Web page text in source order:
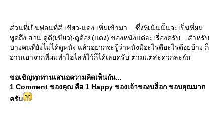
ส่วนที่เป็นฟอนท์สี เขียว-แดง เพิ่มเข้ามา... ซึ่งที่เน้นนั้นจะเป็นที่ผม
พูดถึง ส่วน ดูดี(เขียว)-ดูด้อย(แดง) ของหนังแต่ละเรื่องครับ ...สำหรับ
บางคนที่ยังไม่ได้ดูหนัง แล้วอยากจะรู้ว่าหนังมีอะไรดีอะไรด้อยบ้าง ก็
อ่านเอาจากที่ผมทำไฮไลท์ไว้ก็ได้เลยครับ ตามแต่สะดวกละกัน
ขอเชิญทุกท่านเสนอความคิดเห็นกัน...
1 Comment ของคุณ คือ 1 Happy ของเจ้าของบล็อก ขอบคุณมาก
ครับ